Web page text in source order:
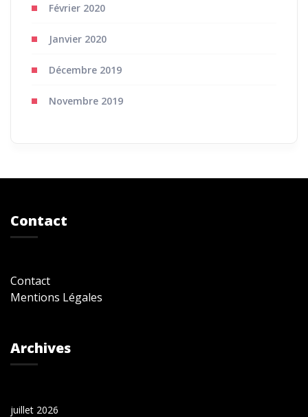
Février 2020
Janvier 2020
Décembre 2019
Novembre 2019
Contact
Contact
Mentions Légales
Archives
juillet 2026